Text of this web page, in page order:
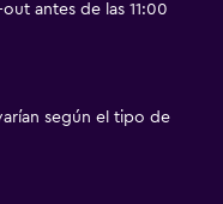
antes de las 11:00
según el tipo de